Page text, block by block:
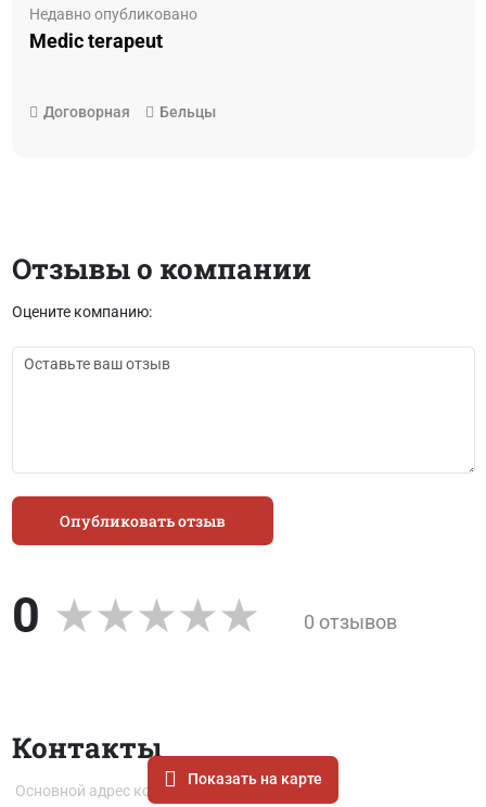
Недавно опубликовано
Medic terapeut
Договорная Бельцы
Отзывы о компании
Оцените компанию:
Опубликовать отзыв
0 0 отзывов
Контакты
Показать на карте
Основной адрес компании